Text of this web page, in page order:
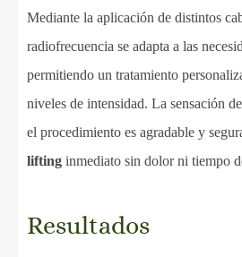
Mediante la aplicación de distintos
radiofrecuencia se adapta a las
permitiendo un tratamiento
niveles de intensidad. La sensación
el procedimiento es agradable y
lifting inmediato sin dolor ni tiempo
Resultados